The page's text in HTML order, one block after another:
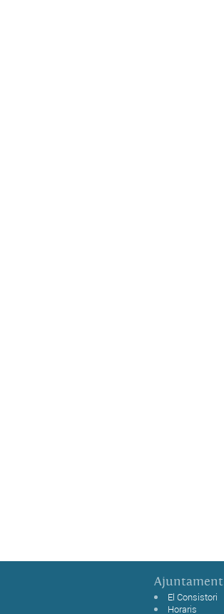
Ajuntament
El Consistori
Horaris